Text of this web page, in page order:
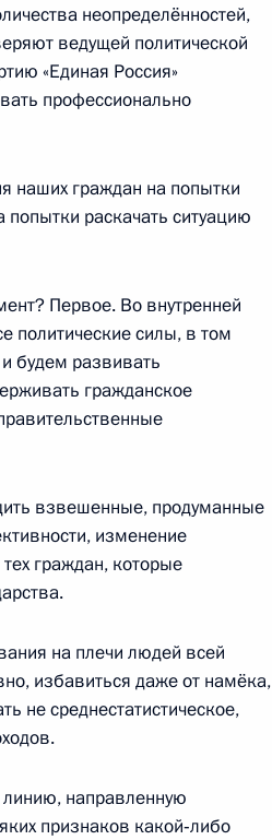
39
Тайипом
неопределённостей,
ведущей политической
«Единая Россия»
профессионально
наших граждан на попытки
раскачать ситуацию
Первое. Во внутренней
политические силы, в том
будем развивать
гражданское
взвешенные, продуманные
изменение
граждан, которые
на плечи людей всей
избавиться даже от намёка,
не среднестатистическое,
направленную
признаков какой‑либо